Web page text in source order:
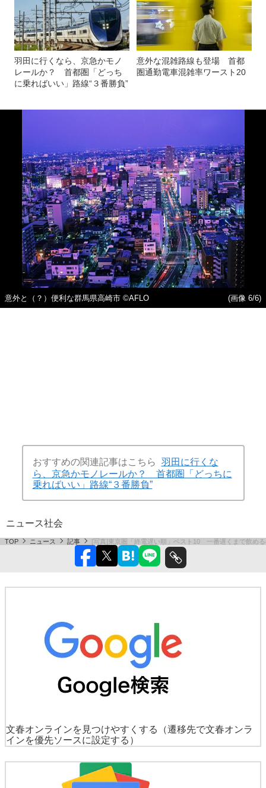
羽田に行くなら、京急かモノ
レールか？ 首都圏「どっち
に乗ればいい」路線“３番勝負”
意外な混雑路線も登場 首都
圏通勤電車混雑率ワースト20
意外と（？）便利な群馬県高崎市 ©AFLO (画像 6/6)
おすすめの関連記事はこちら
羽田に行くな
ら、京急かモノレールか？ 首都圏「どっちに
乗ればいい」路線“３番勝負”
ニュース社会
TOP ニュース 記事 [写真]東京圏「終電遅い順」ベスト10 一番遅くまで飲め
文春オンラインを見つけやすくする
（遷移先で文春オンラ
インを優先ソースに設定する）